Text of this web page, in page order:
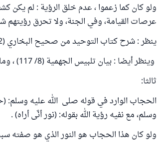
ولو كان كما زعموا ، عدم خلق الرؤية : لم
عرصات القيامة، وفي الجنة، ولا تحرق رؤيتهم
ينظر : شرح كتاب التوحيد من صحيح البخاري (2/ 155).
وينظر أيضا : بيان تلبيس الجهمية (8/ 117) ، وما بعدها .
ثالثا:
الحجاب الوارد في قوله صلى الله عليه وسلم:
وسلم، مع نفيه رؤية الله بقوله: (نور أنَّى أراه) .
ولو كان هذا الحجاب هو النور الذي هو صفته